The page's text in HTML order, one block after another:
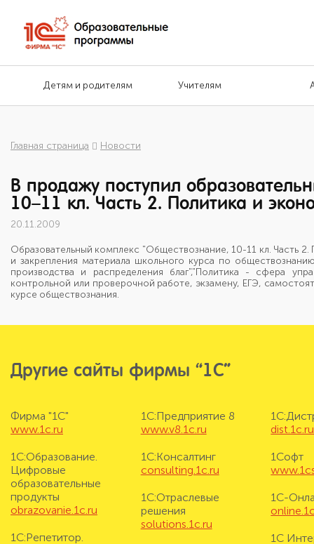
Детям и родителям Учителям
Главная страница Новости
В продажу поступил
10–11 кл. Часть 2. Политика и
20.11.2009
Образовательный комплекс "Обществознание, 10-11 кл. Часть
и закрепления материала школьного курса по
производства и распределения благ","Политика - сфера
контрольной или проверочной работе, экзамену, ЕГЭ,
курсе обществознания.
Другие сайты фирмы “1С”
Фирма "1С"
www.1c.ru
1С:Образование.
Цифровые
образовательные
продукты
obrazovanie.1c.ru
1С:Репетитор.
1С:Предприятие 8
www.v8.1c.ru
1С:Консалтинг
consulting.1c.ru
1С:Отраслевые
решения
solutions.1c.ru
dist.1c.ru
1Софт
1С-
1С